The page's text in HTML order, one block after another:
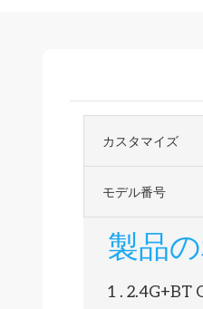
カスタマイズ
モデル番号
製品
1 . 2.4G+BT